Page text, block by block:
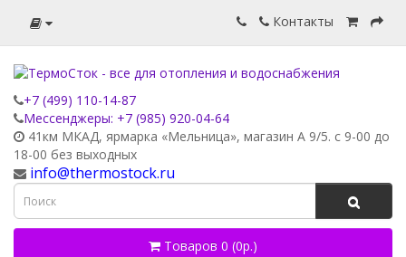
Контакты
+7 (499) 110-14-87
Мессенджеры: +7 (985) 920-04-64
41км МКАД, ярмарка «Мельница», магазин А 9/5. с 9-00 до
18-00 без выходных
info@thermostock.ru
Товаров 0 (0р.)